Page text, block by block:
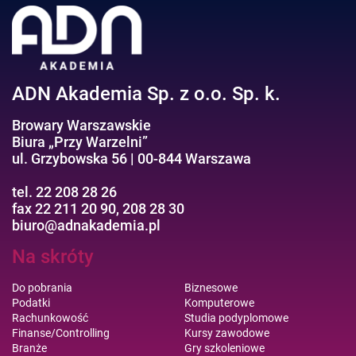
Efektywność osobista//Wellbeing
ADN Akademia Sp. z o.o. Sp. k.
Browary Warszawskie
Biura „Przy Warzelni”
ul. Grzybowska 56 | 00-844 Warszawa
tel. 22 208 28 26
fax 22 211 20 90, 208 28 30
biuro@adnakademia.pl
Na skróty
Do pobrania
Podatki
Rachunkowość
Finanse/Controlling
Branże
Biznesowe
Komputerowe
Studia podyplomowe
Kursy zawodowe
Gry szkoleniowe